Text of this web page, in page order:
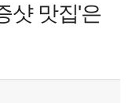
샷 맛집'은